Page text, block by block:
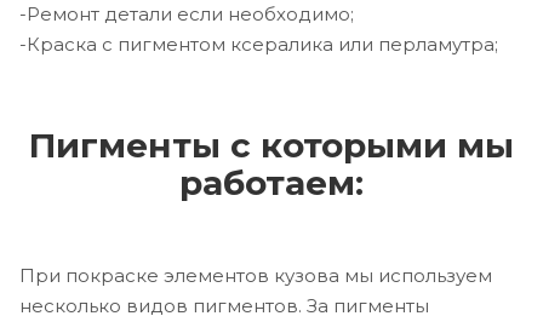
-Ремонт детали если необходимо;
-Краска с пигментом ксералика или перламутра;
Пигменты с которыми мы
работаем:
При покраске элементов кузова мы используем
несколько видов пигментов. За пигменты